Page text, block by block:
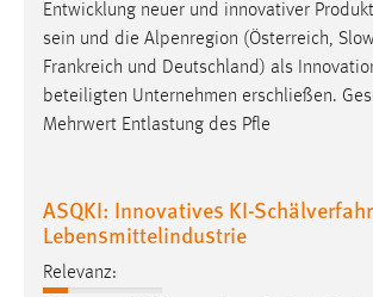
Entwicklung neuer und innovativer
sein und die Alpenregion (Österreich,
Frankreich und Deutschland) als
beteiligten Unternehmen erschließen.
Mehrwert Entlastung des Pfle
ASQKI: Innovatives KI-
Lebensmittelindustrie
Relevanz:
Zweck:
Zugriffsstatistik
Cookie Laufzeit:
Max. 13 Monate
MARKETING
verwendet, um personalisierte